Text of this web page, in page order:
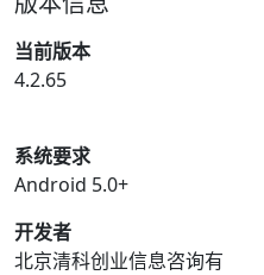
当前版本
4.2.65
系统要求
Android 5.0+
开发者
北京清科创业信息咨询有